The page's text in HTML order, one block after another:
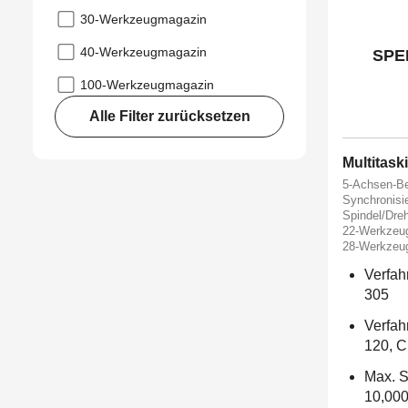
30-Werkzeugmagazin
40-Werkzeugmagazin
100-Werkzeugmagazin
Alle Filter zurücksetzen
5-Achsen-
Spindel/
22-
28-
305
120,
Max.